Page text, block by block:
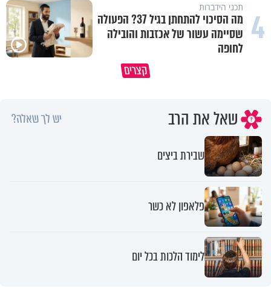
4 תכני הידברות
מה הסיכוי להתחתן בגיל 37? הפעולה
שסיימה עשור של אכזבות והובילה
לחופה
קצרים
שאל את הרב יש לך שאלה?
שבירת ביצים
פלאפון לא כשר
לימוד הלכות בכל יום